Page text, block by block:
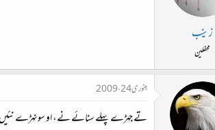
زینب
محفلین
جنوری 24، 2009
تے جہڑے پہلے سنائے نے، او سونہڑے